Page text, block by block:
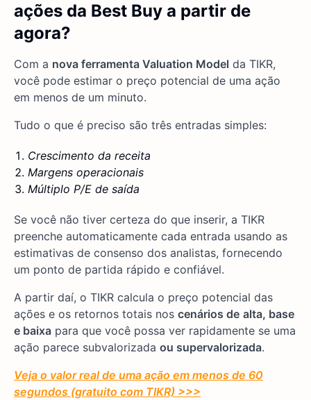
ações da Best Buy a partir de
agora?
Com a nova ferramenta Valuation Model da TIKR,
você pode estimar o preço potencial de uma ação
em menos de um minuto.
Tudo o que é preciso são três entradas simples:
Crescimento da receita
Margens operacionais
Múltiplo P/E de saída
Se você não tiver certeza do que inserir, a TIKR
preenche automaticamente cada entrada usando as
estimativas de consenso dos analistas, fornecendo
um ponto de partida rápido e confiável.
A partir daí, o TIKR calcula o preço potencial das
ações e os retornos totais nos cenários de alta, base
e baixa para que você possa ver rapidamente se uma
ação parece subvalorizada ou supervalorizada.
Veja o valor real de uma ação em menos de 60
segundos (gratuito com TIKR) >>>